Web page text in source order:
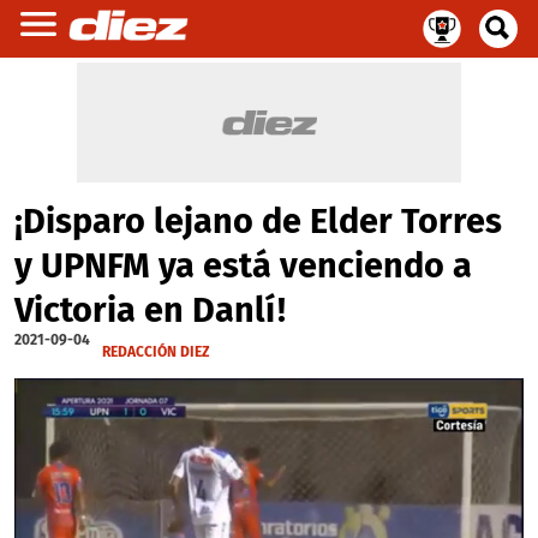
¡Disparo lejano de Elder Torres
y UPNFM ya está venciendo a
Victoria en Danlí!
2021-09-04
REDACCIÓN DIEZ